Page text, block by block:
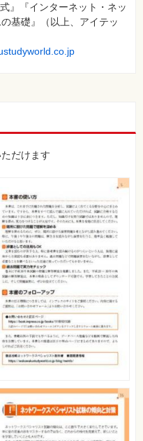
』『インターネット・ネッ
基礎』（以上、アイテッ
だけます